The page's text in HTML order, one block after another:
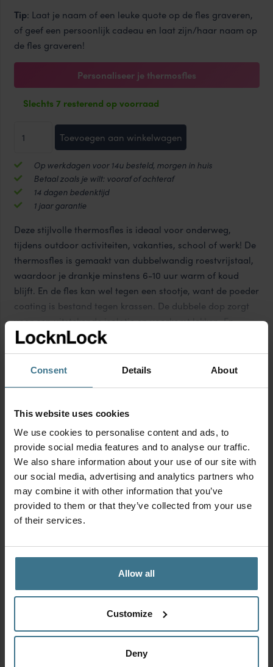
Consent Details About
This website uses cookies
We use cookies to personalise content and ads, to
provide social media features and to analyse our traffic.
We also share information about your use of our site with
our social media, advertising and analytics partners who
may combine it with other information that you’ve
provided to them or that they’ve collected from your use
of their services.
Allow all
Customize
Deny
Tip: Laat je naam of een leuke quote op de fles graveren,
of geef een persoonlijk cadeau en laat zijn/haar naam op
de fles graveren!
Personaliseer je thermosfles
Slechts 7 resterend op voorraad
Tumbler
HOT&COOL
thermosfles
470
ml
Toevoegen aan winkelwagen
Op werkdagen voor 14u besteld, morgen in huis
Betaal zoals je wilt: vooraf of achteraf
14 dagen bedenktijd
1 jaar garantie
Deze stijlvolle thermosfles is ideaal voor onderweg,
tijdens outdoor activiteiten, vakanties, school of werk! De
thermosfles is gemaakt van dubbelwandig roestvrijstaal,
waardoor je drankje minstens 6-10 uur warm of koud
blijft. En de fles kan wel tegen een stootje, want de poeder
coating is bestand tegen krassen. De dubbele dop zorgt
voor een uitstekende isolatie en voorkomt lekken. En
dankzij de zachte siliconen strap kan je ‘m gemakkelijk
vasthouden en meenemen. Water met ijsblokjes of stukjes
fruit neem je ook zonder problemen mee, want de
Toon meer
Minstens 6 tot 10 uur warm of koud
Al onze producten zijn BPA-vrij en PFAS-vrij
Productinformatie
Geschikt voor